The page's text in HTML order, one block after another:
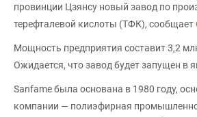
провинции Цзянсу новый завод по
терефталевой кислоты (ТФК), сообщает
Мощность предприятия составит 3,2
Ожидается, что завод будет запущен в
Sanfame была основана в 1980 году,
компании — полиэфирная